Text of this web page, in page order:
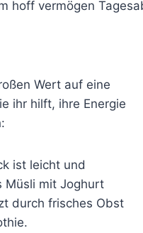
Wert auf eine
ihr hilft, ihre Energie
ist leicht und
Müsli mit Joghurt
durch frisches Obst